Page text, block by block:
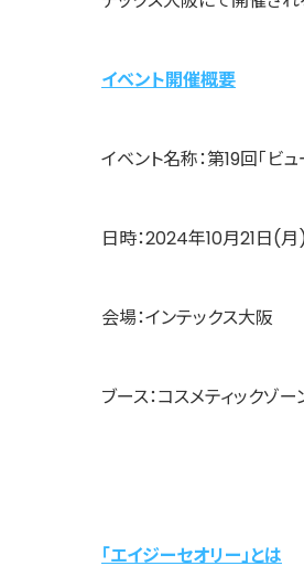
イベント開催概要
イベント名称：第19回「ビ
日時：2024年10月21日(月
会場：インテックス大阪
ブース：コスメティック
「エイジーセオリー」とは